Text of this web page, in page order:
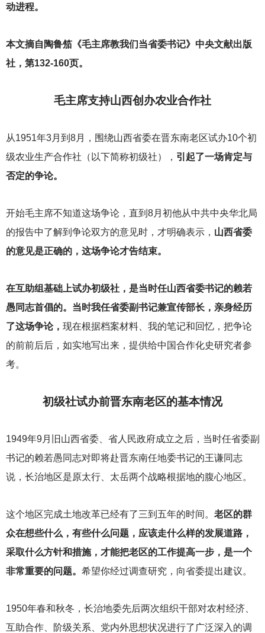
动进程。
本文摘自陶鲁笳《毛主席教我们当省委书记》中央文献出版
社，第132-160页。
毛主席支持山西创办农业合作社
从1951年3月到8月，围绕山西省委在晋东南老区试办10个初
级农业生产合作社（以下简称初级社）， 引起了一场肯定与
否定的争论。
开始毛主席不知道这场争论，直到8月初他从中共中央华北局
的报告中了解到争论双方的意见时，才明确表示， 山西省委
的意见是正确的，这场争论才告结束。
在互助组基础上试办初级社，是当时任山西省委书记的赖若
愚同志首倡的。当时我任省委副书记兼宣传部长，亲身经历
了这场争论， 现在根据档案材料、我的笔记和回忆，把争论
的前前后后，如实地写出来，提供给中国合作化史研究者参
考。
初级社试办前晋东南老区的基本情况
1949年9月旧山西省委、省人民政府成立之后，当时任省委副
书记的赖若愚同志对即将赴晋东南任地委书记的王谦同志
说，长治地区是原太行、太岳两个战略根据地的腹心地区。
这个地区完成土地改革已经有了三到五年的时间。 老区的群
众在想些什么，有些什么问题，应该走什么样的发展道路，
采取什么方针和措施，才能把老区的工作提高一步，是一个
非常重要的问题。 希望你经过调查研究，向省委提出建议。
1950年春和秋冬，长治地委先后两次组织干部对农村经济、
互助合作、阶级关系、党内外思想状况进行了广泛深入的调